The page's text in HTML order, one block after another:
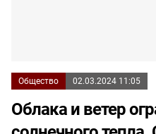
Общество 02.03.2024 11:05
Облака и ветер